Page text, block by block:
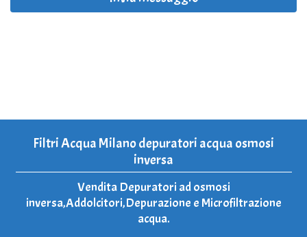
Filtri Acqua Milano depuratori acqua osmosi
inversa
Vendita Depuratori ad osmosi
inversa,Addolcitori,Depurazione e Microfiltrazione
acqua.